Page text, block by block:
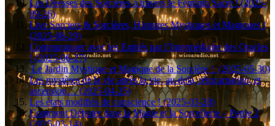
Les Déesses des Sorcières à travers le Féminin Sacré ! (2025-
09-26)
Live Sorciers & Sorcières, Histoires Mystiques et Magiques !
(2025-08-29)
Communiquer avec les Entités par l’Intermédiaire des Oracles
! (2025-06-27)
Le Jardin Mystique et Magique de la Sorcière ! (2025-05-30)
Les mystères de la vie après la vie, au-delà, réincarnation, et
ascension… (2025-04-25)
Les états modifiés de conscience ! (2025-03-28)
Comment Débuter dans la Magie et la Sorcellerie – Partie 2
(2025-03-14)